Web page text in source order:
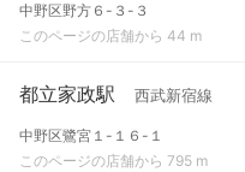
中野区野方６-３-３
このページの店舗から 44 m
都立家政駅 西武新宿線
中野区鷺宮１-１６-１
このページの店舗から 795 m